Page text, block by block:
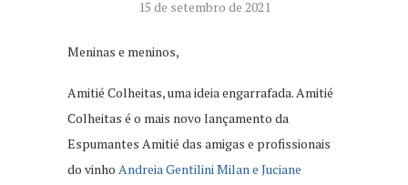
15 de setembro de 2021
Meninas e meninos,
Amitié Colheitas, uma ideia engarrafada. Amitié
Colheitas é o mais novo lançamento da
Espumantes Amitié das amigas e profissionais
do vinho Andreia Gentilini Milan e Juciane